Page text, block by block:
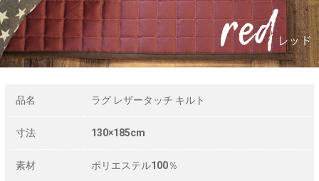
品名 ラグ レザータッチ キルト
寸法 130×185cm
素材 ポリエステル100％